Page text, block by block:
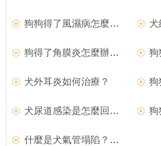
狗狗得了風濕病怎麼辦？如何治療犬風濕病？
狗得了角膜炎怎麼辦？如何治療犬角膜炎
犬外耳炎如何治療？
犬尿道感染是怎麼回事？如何治療？
什麼是犬氣管塌陷？如何治療？